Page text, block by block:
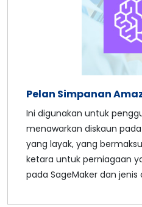
Pelan Simpanan
Ini digunakan untuk
menawarkan diskaun
yang layak, yang
ketara untuk perniagaan
pada SageMaker dan